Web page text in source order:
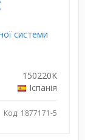
системи
150220K
Іспанія
Код: 1877171-5